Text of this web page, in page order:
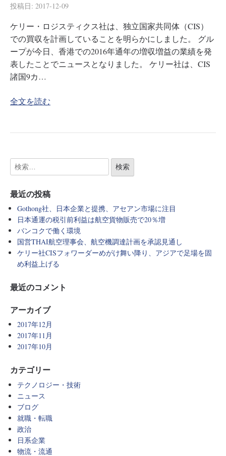
投稿日: 2017-12-09
ケリー・ロジスティクス社は、独立国家共同体（CIS）
での買収を計画していることを明らかにしました。 グル
ープが今日、香港での2016年通年の増収増益の業績を発
表したことでニュースとなりました。 ケリー社は、CIS
諸国9カ…
全文を読む
最近の投稿
Gothong社、日本企業と提携、アセアン市場に注目
日本通運の税引前利益は航空貨物販売で20％増
バンコクで働く環境
国営THAI航空理事会、航空機調達計画を承認見通し
ケリー社CISフォワーダーめがけ舞い降り、アジアで足場を固
め利益上げる
最近のコメント
アーカイブ
2017年12月
2017年11月
2017年10月
カテゴリー
テクノロジー・技術
ニュース
ブログ
就職・転職
政治
日系企業
物流・流通